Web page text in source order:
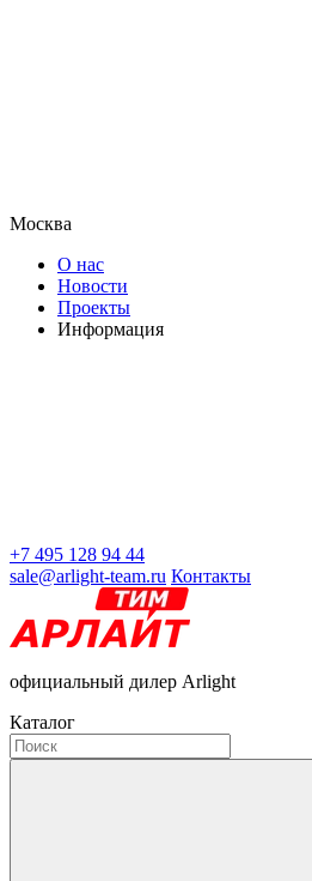
Москва
О нас
Новости
Проекты
Информация
+7 495 128 94 44
sale@arlight-team.ru Контакты
официальный дилер Arlight
Каталог